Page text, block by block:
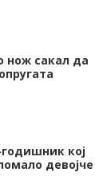
нож сакал да
кој
девојче